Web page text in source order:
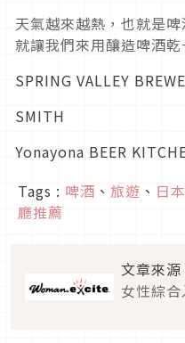
天氣越來越熱，也就是
就讓我們來用釀造啤酒乾
SPRING VALLEY
SMITH
Yonayona BEER
Tags : 啤酒 、 旅遊 、 日
廳推薦
文章來源
女性綜